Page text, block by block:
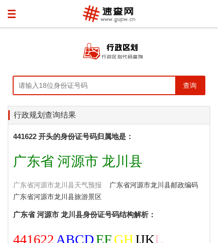
行政规划查询结果
441622 开头的身份证号码归属地是：
广东省 河源市 龙川县
广东省河源市龙川县天气预报
广东省河源市龙川县邮政编码
广东省河源市龙川县旅游景区
广东省 河源市 龙川县身份证号码结构解析：
441622 ABCDEFGHIJKL